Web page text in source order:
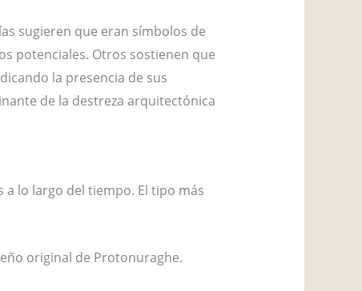
sugieren que eran símbolos de
potenciales. Otros sostienen que
la presencia de sus
de la destreza arquitectónica
lo largo del tiempo. El tipo más
original de Protonuraghe.